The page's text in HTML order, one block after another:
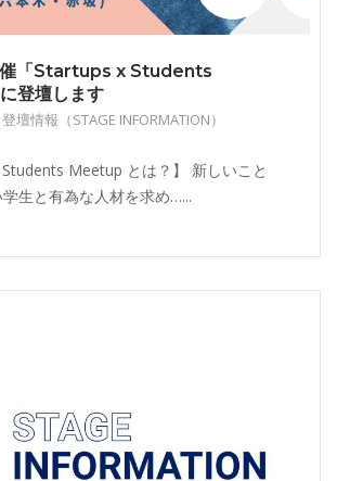
「Startups x Students
登壇します
登壇情報（STAGE INFORMATION）
Students Meetup とは？】 新しいこと
生と有為な人材を求め…...